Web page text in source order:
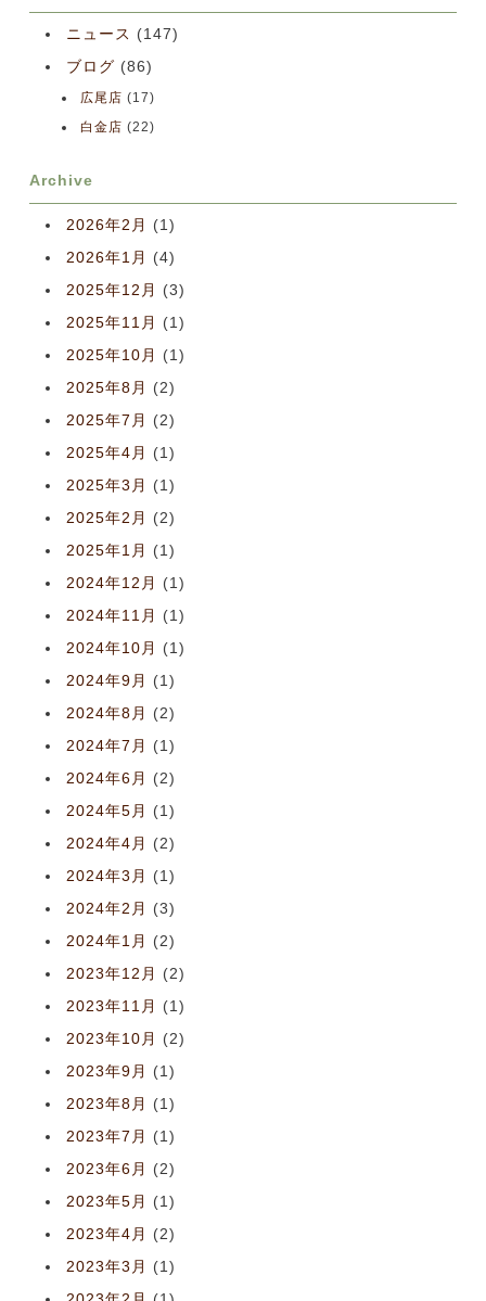
ニュース (147)
ブログ (86)
広尾店 (17)
白金店 (22)
Archive
2026年2月
(1)
2026年1月
(4)
2025年12月
(3)
2025年11月
(1)
2025年10月
(1)
2025年8月
(2)
2025年7月
(2)
2025年4月
(1)
2025年3月
(1)
2025年2月
(2)
2025年1月
(1)
2024年12月
(1)
2024年11月
(1)
2024年10月
(1)
2024年9月
(1)
2024年8月
(2)
2024年7月
(1)
2024年6月
(2)
2024年5月
(1)
2024年4月
(2)
2024年3月
(1)
2024年2月
(3)
2024年1月
(2)
2023年12月
(2)
2023年11月
(1)
2023年10月
(2)
2023年9月
(1)
2023年8月
(1)
2023年7月
(1)
2023年6月
(2)
2023年5月
(1)
2023年4月
(2)
2023年3月
(1)